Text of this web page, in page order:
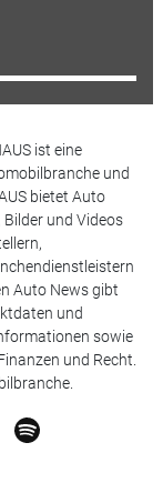
ist eine
und
bietet Auto
und Videos
Auto News gibt
und
sowie
und Recht.